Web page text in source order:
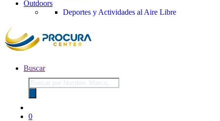
Outdoors
Deportes y Actividades al Aire Libre
Buscar
Búsqueda
de
productos
0